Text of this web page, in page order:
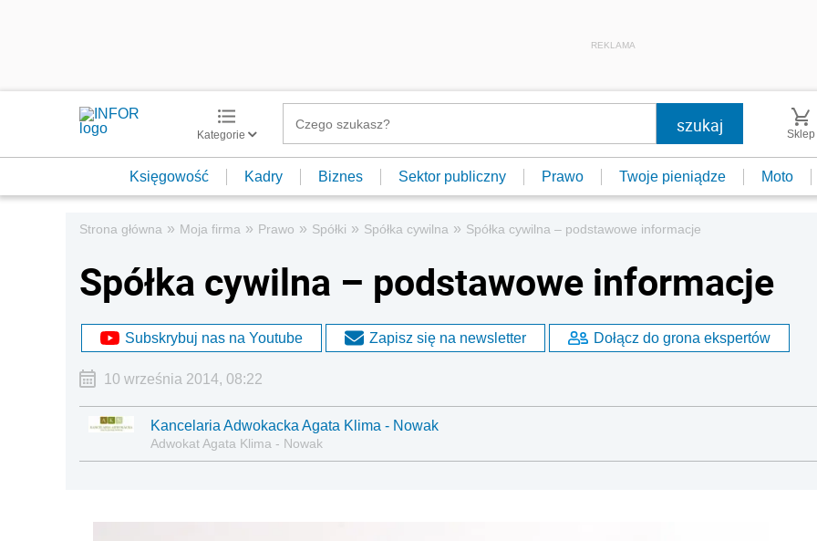
REKLAMA
Kategorie Sklep
Księgowość Kadry Biznes Sektor publiczny Prawo Twoje pieniądze Moto
Strona główna » Moja firma » Prawo » Spółki » Spółka cywilna » Spółka cywilna – podstawowe informacje
Spółka cywilna – podstawowe informacje
Subskrybuj nas na Youtube Zapisz się na newsletter Dołącz do grona ekspertów
10 września 2014, 08:22
Kancelaria Adwokacka Agata Klima - Nowak
Adwokat Agata Klima - Nowak